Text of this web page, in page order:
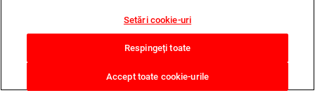
Setări cookie-uri
Respingeți toate
Accept toate cookie-urile